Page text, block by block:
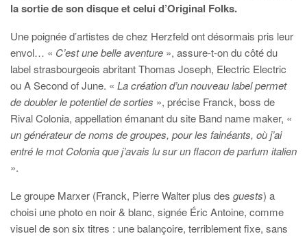
la sortie de son disque et celui d’Original Folks.
Une poignée d’artistes de chez Herzfeld ont désormais pris leur
envol… « C’est une belle aventure », assure-t-on du côté du
label strasbourgeois abritant Thomas Joseph, Electric Electric
ou A Second of June. « La création d’un nouveau label permet
de doubler le potentiel de sorties », précise Franck, boss de
Rival Colonia, appellation émanant du site Band name maker, «
un générateur de noms de groupes, pour les fainéants, où j’ai
entré le mot Colonia que j’avais lu sur un flacon de parfum italien
».
Le groupe Marxer (Franck, Pierre Walter plus des guests) a
choisi une photo en noir & blanc, signée Éric Antoine, comme
visuel de son six titres : une balançoire, terriblement fixe, sans